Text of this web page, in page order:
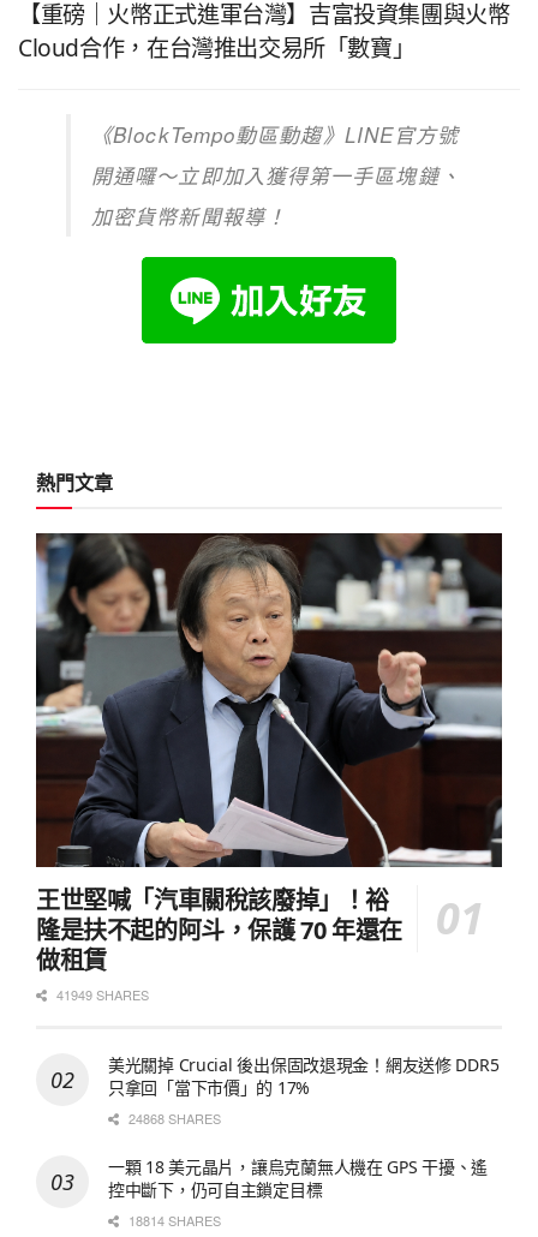
【重磅｜火幣正式進軍台灣】吉富投資集團與火幣
Cloud合作，在台灣推出交易所「數寶」
《BlockTempo動區動趨》 LINE官方號
開通囉～立即加入獲得第一手區塊鏈、
加密貨幣新聞報導！
熱門文章
王世堅喊「汽車關稅該廢掉」！裕
隆是扶不起的阿斗，保護 70 年還在
做租賃
41949 SHARES
美光關掉 Crucial 後出保固改退現金！網友送修 DDR5
只拿回「當下市價」的 17%
24868 SHARES
一顆 18 美元晶片，讓烏克蘭無人機在 GPS 干擾、遙
控中斷下，仍可自主鎖定目標
18814 SHARES